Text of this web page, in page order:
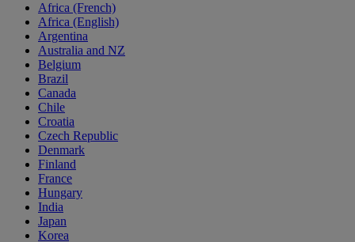
Africa (French)
Africa (English)
Argentina
Australia and NZ
Belgium
Brazil
Canada
Chile
Croatia
Czech Republic
Denmark
Finland
France
Hungary
India
Japan
Korea